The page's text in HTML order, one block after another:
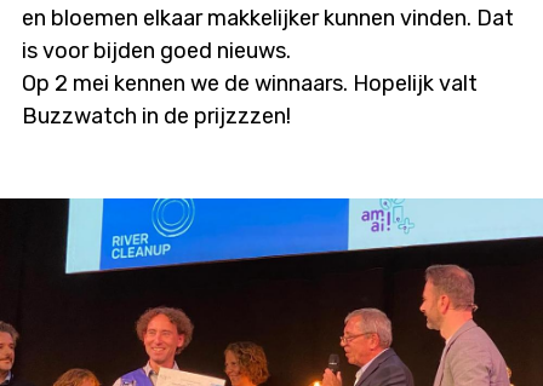
en bloemen elkaar makkelijker kunnen vinden. Dat
is voor bijden goed nieuws.
Op 2 mei kennen we de winnaars. Hopelijk valt
Buzzwatch in de prijzzzen!